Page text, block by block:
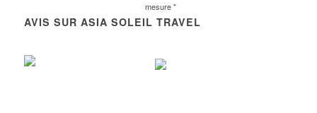
mesure "
AVIS SUR ASIA SOLEIL TRAVEL